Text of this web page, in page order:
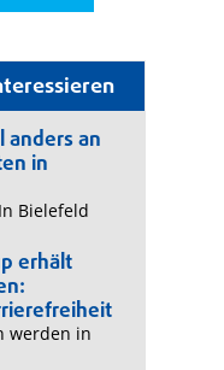
anders an
in
Bielefeld
erhält
werden in